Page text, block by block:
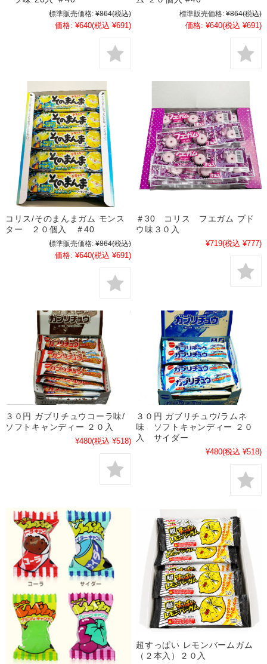
標準販売価格: ¥864(税込)
価格: ¥640(税込 ¥691)
標準販売価格: ¥864(税込)
価格: ¥640(税込 ¥691)
コリス/そのまんまガム モンス
ター ２０個入 ＃40
標準販売価格: ¥864(税込)
価格: ¥640(税込 ¥691)
＃30 コリス フエガム ブド
ウ味３０入
¥719(税込 ¥777)
３０円 ガブリチュウコーラ味/
ソフトキャンディー ２０入
¥480(税込 ¥518)
３０円 ガブリチュウ/ラムネ
味 ソフトキャンディー ２０
入 サイダー
¥480(税込 ¥518)
超すっぱい レモンバームガム
（２本入）２０入